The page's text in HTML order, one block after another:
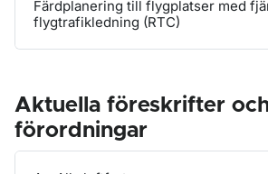
Färdplanering till flygplatser med
flygtrafikledning (RTC)
Aktuella föreskrifter
förordningar